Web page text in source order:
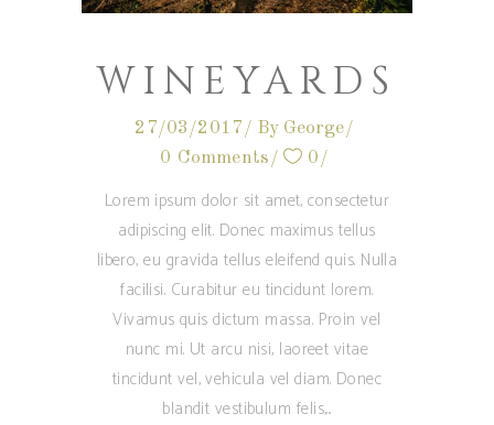
WINEYARDS
27/03/2017 By George
0 Comments
0
Lorem ipsum dolor sit amet, consectetur
adipiscing elit. Donec maximus tellus
libero, eu gravida tellus eleifend quis. Nulla
facilisi. Curabitur eu tincidunt lorem.
Vivamus quis dictum massa. Proin vel
nunc mi. Ut arcu nisi, laoreet vitae
tincidunt vel, vehicula vel diam. Donec
blandit vestibulum felis,